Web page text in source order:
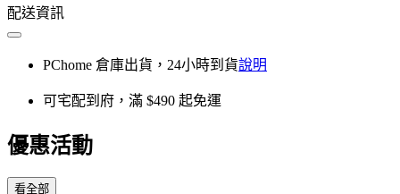
配送資訊
PChome 倉庫出貨，24小時到貨說明
可宅配到府，滿 $490 起免運
優惠活動
看全部